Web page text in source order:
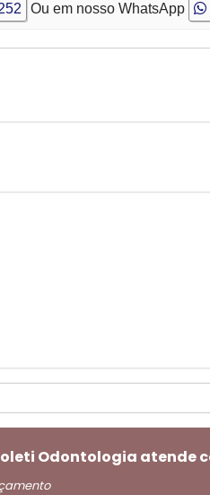
Ou em nosso WhatsApp
Odontologia